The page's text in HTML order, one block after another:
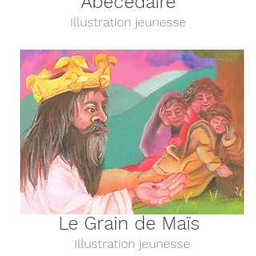
Illustration jeunesse
Le Grain de Maïs
Illustration jeunesse